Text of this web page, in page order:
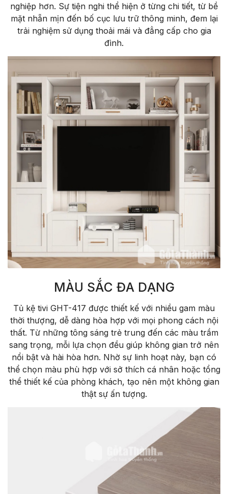
nghiệp hơn. Sự tiện nghi thể hiện ở từng chi tiết, từ bề
mặt nhẵn mịn đến bố cục lưu trữ thông minh, đem lại
trải nghiệm sử dụng thoải mái và đẳng cấp cho gia
đình.
MÀU SẮC ĐA DẠNG
Tủ kệ tivi GHT-417 được thiết kế với nhiều gam màu
thời thượng, dễ dàng hòa hợp với mọi phong cách nội
thất. Từ những tông sáng trẻ trung đến các màu trầm
sang trọng, mỗi lựa chọn đều giúp không gian trở nên
nổi bật và hài hòa hơn. Nhờ sự linh hoạt này, bạn có
thể chọn màu phù hợp với sở thích cá nhân hoặc tổng
thể thiết kế của phòng khách, tạo nên một không gian
thật sự ấn tượng.